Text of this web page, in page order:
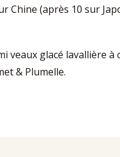
(après 10 sur
veaux glacé lavallière
& Plumelle.